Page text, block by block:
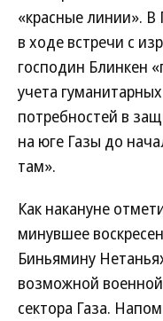
«красные линии». В
в ходе встречи с
господин Блинкен
учета
потребностей в
на юге Газы до
там».
Как накануне
минувшее
Биньямину
возможной
сектора Газа.